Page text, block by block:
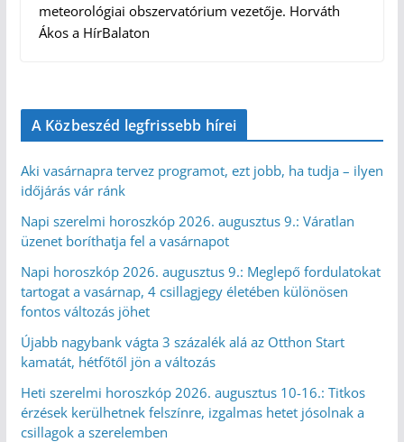
meteorológiai obszervatórium vezetője. Horváth
Ákos a HírBalaton
A Közbeszéd legfrissebb hírei
Aki vasárnapra tervez programot, ezt jobb, ha tudja – ilyen
időjárás vár ránk
Napi szerelmi horoszkóp 2026. augusztus 9.: Váratlan
üzenet boríthatja fel a vasárnapot
Napi horoszkóp 2026. augusztus 9.: Meglepő fordulatokat
tartogat a vasárnap, 4 csillagjegy életében különösen
fontos változás jöhet
Újabb nagybank vágta 3 százalék alá az Otthon Start
kamatát, hétfőtől jön a változás
Heti szerelmi horoszkóp 2026. augusztus 10-16.: Titkos
érzések kerülhetnek felszínre, izgalmas hetet jósolnak a
csillagok a szerelemben